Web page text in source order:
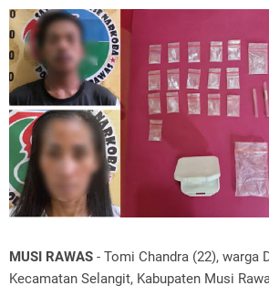
MUSI RAWAS - Tomi Chandra (22), warga
Kecamatan Selangit, Kabupaten Musi